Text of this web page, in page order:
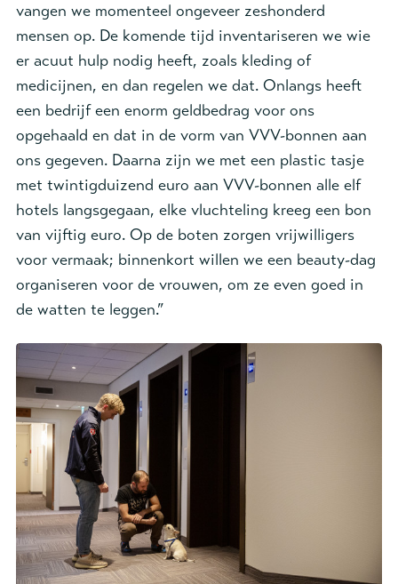
vangen we momenteel ongeveer zeshonderd
mensen op. De komende tijd inventariseren we wie
er acuut hulp nodig heeft, zoals kleding of
medicijnen, en dan regelen we dat. Onlangs heeft
een bedrijf een enorm geldbedrag voor ons
opgehaald en dat in de vorm van VVV-bonnen aan
ons gegeven. Daarna zijn we met een plastic tasje
met twintigduizend euro aan VVV-bonnen alle elf
hotels langsgegaan, elke vluchteling kreeg een bon
van vijftig euro. Op de boten zorgen vrijwilligers
voor vermaak; binnenkort willen we een beauty-dag
organiseren voor de vrouwen, om ze even goed in
de watten te leggen.”